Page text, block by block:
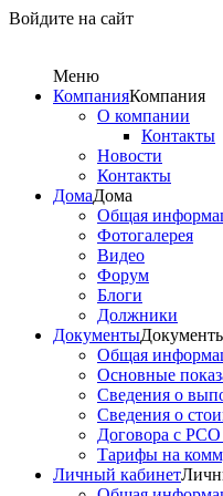
Войдите на сайт
Меню
КомпанияКомпания
О компании
Контакты
Новости
Контакты
ДомаДома
Общая
Фотогалерея
Видео
Форум
Блоги
Должники
Документы
Общая
Основные
Сведения о
Сведения о
Договора с
Тарифы на
Личный кабинет